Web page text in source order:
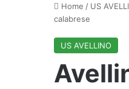
Home / US
calabrese
US AVELLINO